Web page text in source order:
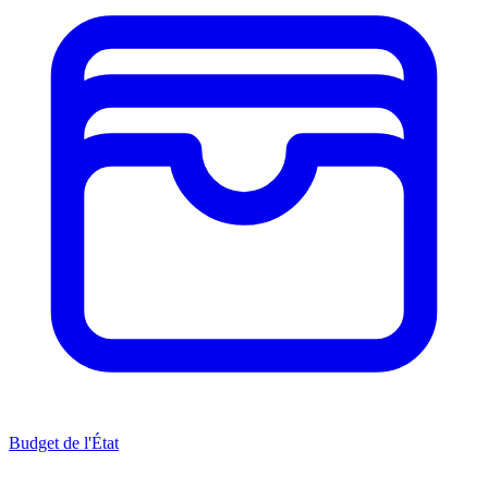
Budget de l'État